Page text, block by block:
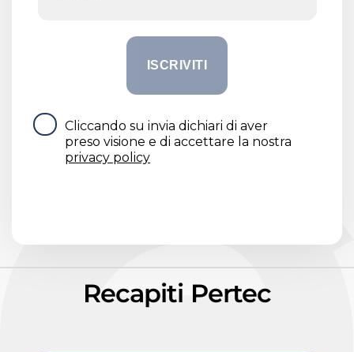
Cliccando su invia dichiari di aver
preso visione e di accettare la nostra
privacy policy
Recapiti Pertec